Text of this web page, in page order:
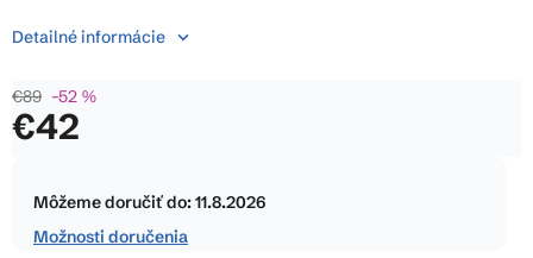
produktu
0,0
z
€89 –52 %
€42
cena:
Môžeme doručiť do:11.8.2026
Možnosti doručenia
Detailné informácie